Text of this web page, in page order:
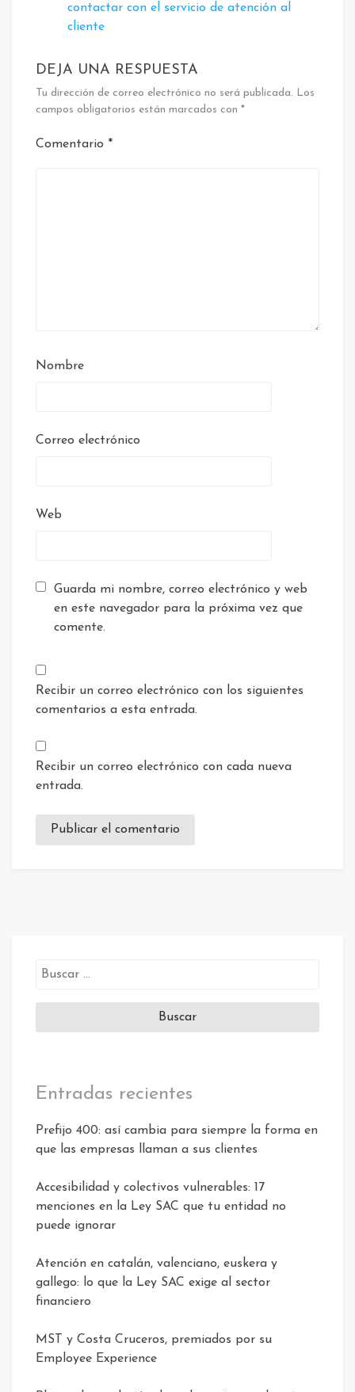
contactar con el servicio de atención al
cliente
DEJA UNA RESPUESTA
Tu dirección de correo electrónico no será publicada. Los
campos obligatorios están marcados con *
Comentario *
Nombre
Correo electrónico
Web
Guarda mi nombre, correo electrónico y web
en este navegador para la próxima vez que
comente.
Recibir un correo electrónico con los siguientes
comentarios a esta entrada.
Recibir un correo electrónico con cada nueva
entrada.
Entradas recientes
Prefijo 400: así cambia para siempre la forma en
que las empresas llaman a sus clientes
Accesibilidad y colectivos vulnerables: 17
menciones en la Ley SAC que tu entidad no
puede ignorar
Atención en catalán, valenciano, euskera y
gallego: lo que la Ley SAC exige al sector
financiero
MST y Costa Cruceros, premiados por su
Employee Experience